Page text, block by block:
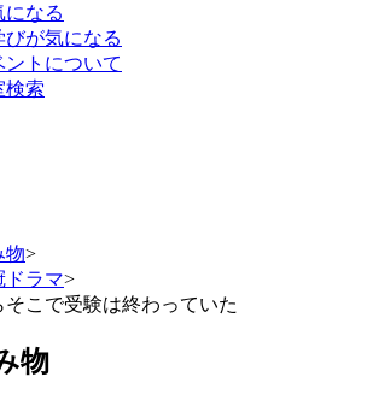
になる
びが気になる
トについて
検索
物>
ドラマ>
そこで受験は終わっていた
物